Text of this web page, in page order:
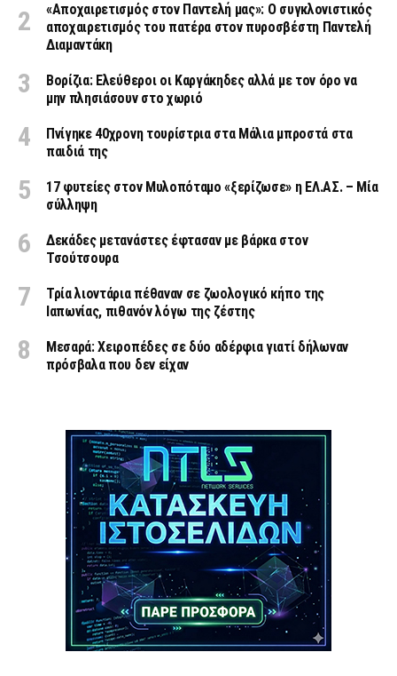
«Aποχαιρετισμός στον Παντελή μας»: Ο συγκλονιστικός
αποχαιρετισμός του πατέρα στον πυροσβέστη Παντελή
Διαμαντάκη
Βορίζια: Ελεύθεροι οι Καργάκηδες αλλά με τον όρο να
μην πλησιάσουν στο χωριό
Πνίγηκε 40χρονη τουρίστρια στα Μάλια μπροστά στα
παιδιά της
17 φυτείες στον Μυλοπόταμο «ξερίζωσε» η ΕΛ.ΑΣ. – Μία
σύλληψη
Δεκάδες μετανάστες έφτασαν με βάρκα στον
Τσούτσουρα
Τρία λιοντάρια πέθαναν σε ζωολογικό κήπο της
Ιαπωνίας, πιθανόν λόγω της ζέστης
Μεσαρά: Χειροπέδες σε δύο αδέρφια γιατί δήλωναν
πρόσβαλα που δεν είχαν